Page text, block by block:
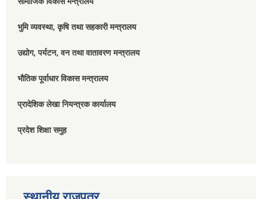
भुमि व्यवस्था, कृषि तथा सहकारी मन्त्रालय
उद्योग, पर्यटन, वन तथा वातावरण मन्त्रालय
भौतिक पूर्वाधार विकास मन्त्रालय
प्रादेशिक लेखा नियन्त्रक कार्यालय
प्रदेश शिक्षा समुह